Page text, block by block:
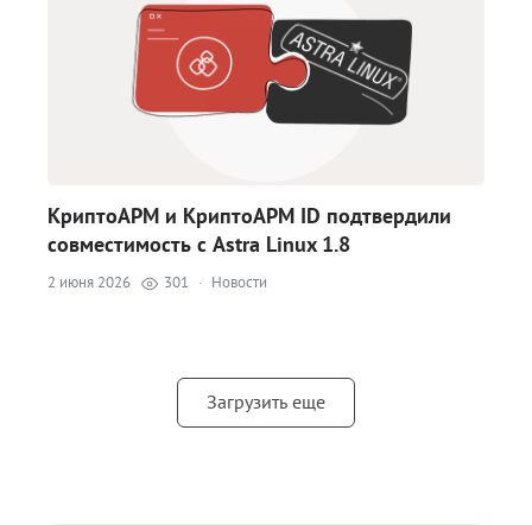
КриптоАРМ и КриптоАРМ ID подтвердили
совместимость с Astra Linux 1.8
2 июня 2026 301 · Новости
Загрузить еще